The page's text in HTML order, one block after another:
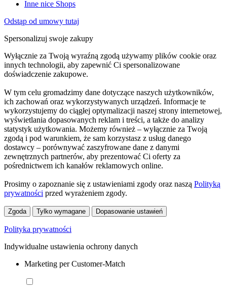
Inne nice Shops
Odstąp od umowy tutaj
Spersonalizuj swoje zakupy
Wyłącznie za Twoją wyraźną zgodą używamy plików cookie oraz
innych technologii, aby zapewnić Ci spersonalizowane
doświadczenie zakupowe.
W tym celu gromadzimy dane dotyczące naszych użytkowników,
ich zachowań oraz wykorzystywanych urządzeń. Informacje te
wykorzystujemy do ciągłej optymalizacji naszej strony internetowej,
wyświetlania dopasowanych reklam i treści, a także do analizy
statystyk użytkowania. Możemy również – wyłącznie za Twoją
zgodą i pod warunkiem, że sam korzystasz z usług danego
dostawcy – porównywać zaszyfrowane dane z danymi
zewnętrznych partnerów, aby prezentować Ci oferty za
pośrednictwem ich kanałów reklamowych online.
Prosimy o zapoznanie się z ustawieniami zgody oraz naszą Polityką
prywatności przed wyrażeniem zgody.
Zgoda Tylko wymagane Dopasowanie ustawień
Polityka prywatności
Indywidualne ustawienia ochrony danych
Marketing per Customer-Match